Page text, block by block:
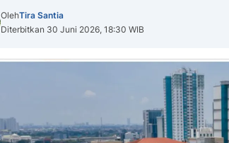
OlehTira Santia
Diterbitkan 30 Juni 2026, 18:30 WIB